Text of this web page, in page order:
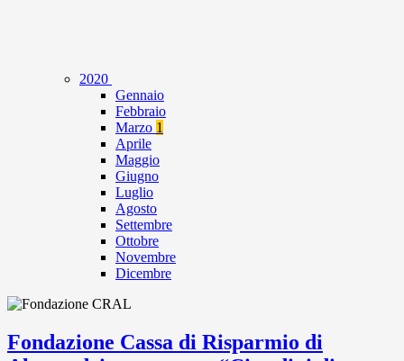
2020
Gennaio
Febbraio
Marzo 1
Aprile
Maggio
Giugno
Luglio
Agosto
Settembre
Ottobre
Novembre
Dicembre
Fondazione Cassa di Risparmio di